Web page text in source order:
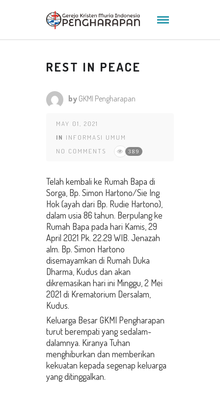
REST IN PEACE
by GKMI Pengharapan
MAY 01, 2021
IN INFORMASI UMUM
NO COMMENTS
389
Telah kembali ke Rumah Bapa di
Sorga, Bp. Simon Hartono/Sie Ing
Hok (ayah dari Bp. Rudie Hartono),
dalam usia 86 tahun. Berpulang ke
Rumah Bapa pada hari Kamis, 29
April 2021 Pk. 22.29 WIB. Jenazah
alm. Bp. Simon Hartono
disemayamkan di Rumah Duka
Dharma, Kudus dan akan
dikremasikan hari ini Minggu, 2 Mei
2021 di Krematorium Dersalam,
Kudus.
Keluarga Besar GKMI Pengharapan
turut berempati yang sedalam-
dalamnya. Kiranya Tuhan
menghiburkan dan memberikan
kekuatan kepada segenap keluarga
yang ditinggalkan.